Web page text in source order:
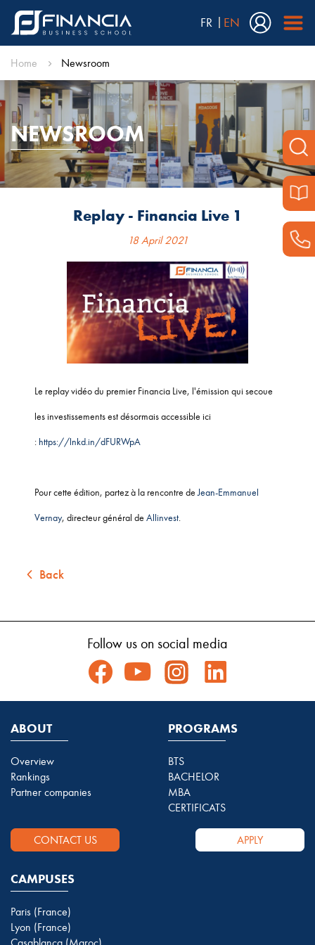
FR EN
Home Newsroom
NEWSROOM
Replay - Financia Live 1
18 April 2021
Le replay vidéo du premier Financia Live, l'émission qui secoue
les investissements est désormais accessible ici
: https://lnkd.in/dFURWpA
Pour cette édition, partez à la rencontre deJean-Emmanuel
Vernay, directeur général de Allinvest.
Back
Follow us on social media
ABOUT
Overview
Rankings
Partner companies
PROGRAMS
BTS
BACHELOR
MBA
CERTIFICATS
CONTACT US APPLY
CAMPUSES
Paris (France)
Lyon (France)